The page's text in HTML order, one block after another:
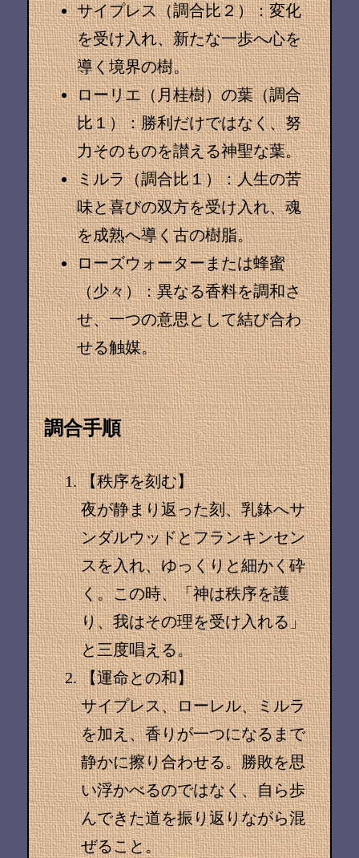
サイプレス（調合比２）：変化
を受け入れ、新たな一歩へ心を
導く境界の樹。
ローリエ（月桂樹）の葉（調合
比１）：勝利だけではなく、努
力そのものを讃える神聖な葉。
ミルラ（調合比１）：人生の苦
味と喜びの双方を受け入れ、魂
を成熟へ導く古の樹脂。
ローズウォーターまたは蜂蜜
（少々）：異なる香料を調和さ
せ、一つの意思として結び合わ
せる触媒。
調合手順
【秩序を刻む】
夜が静まり返った刻、乳鉢へサ
ンダルウッドとフランキンセン
スを入れ、ゆっくりと細かく砕
く。この時、「神は秩序を護
り、我はその理を受け入れる」
と三度唱える。
【運命との和】
サイプレス、ローレル、ミルラ
を加え、香りが一つになるまで
静かに擦り合わせる。勝敗を思
い浮かべるのではなく、自ら歩
んできた道を振り返りながら混
ぜること。